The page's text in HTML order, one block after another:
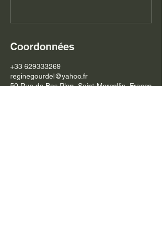
Coordonnées
+33 629333269
reginegourdel@yahoo.fr
50 Rue de Bas Plan, Saint-Marcellin, France